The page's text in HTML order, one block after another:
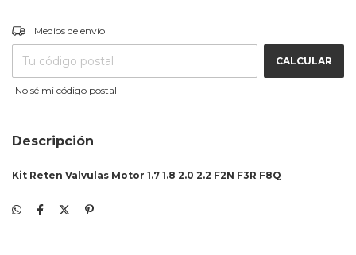
Entregas para el CP:
Medios de envío
CALCULAR
No sé mi código postal
Descripción
Kit Reten Valvulas Motor 1.7 1.8 2.0 2.2 F2N F3R F8Q